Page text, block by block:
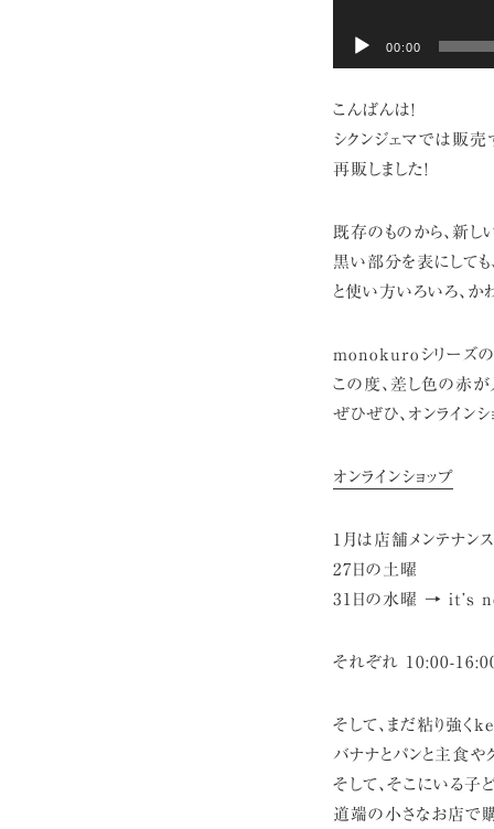
00:00
こんばんは!
シクンジェマでは販
再販しました!
既存のものから、新し
黒い部分を表にしても、
と使い方いろいろ、か
monokuroシリーズの
この度、差し色の赤が
ぜひぜひ、オンライン
オンラインショップ
1月は店舗メンテナンス
27日の土曜
31日の水曜 → it’s
それぞれ 10:00-
そして、まだ粘り強く
バナナとパンと主食や
そして、そこにいる子
道端の小さなお店で購